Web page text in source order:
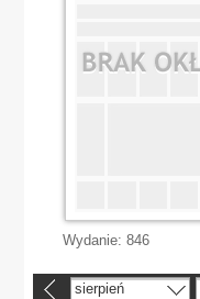
Wydanie: 846
sierpień